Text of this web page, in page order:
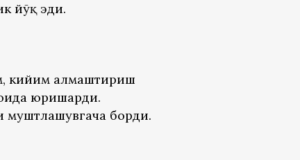
йўқ эди.
кийим алмаштириш
юришарди.
муштлашувгача борди.